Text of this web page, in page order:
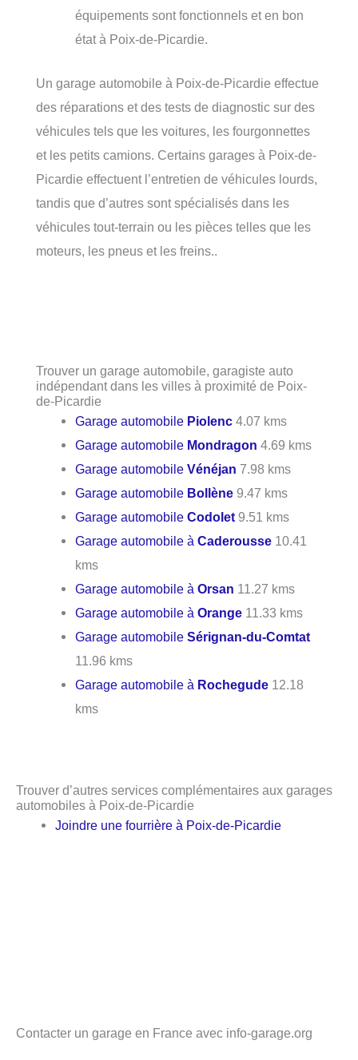
équipements sont fonctionnels et en bon
état à Poix-de-Picardie.
Un garage automobile à Poix-de-Picardie effectue
des réparations et des tests de diagnostic sur des
véhicules tels que les voitures, les fourgonnettes
et les petits camions. Certains garages à Poix-de-
Picardie effectuent l’entretien de véhicules lourds,
tandis que d’autres sont spécialisés dans les
véhicules tout-terrain ou les pièces telles que les
moteurs, les pneus et les freins..
Trouver un garage automobile, garagiste auto
indépendant dans les villes à proximité de Poix-
de-Picardie
Garage automobile Piolenc 4.07 kms
Garage automobile Mondragon 4.69 kms
Garage automobileVénéjan 7.98 kms
Garage automobile Bollène 9.47 kms
Garage automobileCodolet 9.51 kms
Garage automobile àCaderousse 10.41
kms
Garage automobile àOrsan 11.27 kms
Garage automobile àOrange 11.33 kms
Garage automobileSérignan-du-Comtat
11.96 kms
Garage automobile à Rochegude 12.18
kms
Trouver d’autres services complémentaires aux garages
automobiles à Poix-de-Picardie
Joindre une fourrière à Poix-de-Picardie
Contacter un garage en France avec info-garage.org